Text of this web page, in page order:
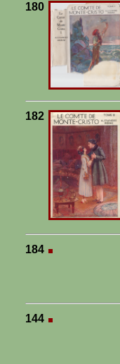
180
182
184
144